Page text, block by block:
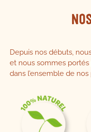
Depuis nos débuts,
et nous sommes
dans l’ensemble de nos